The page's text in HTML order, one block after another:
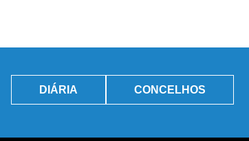
DIÁRIA CONCELHOS